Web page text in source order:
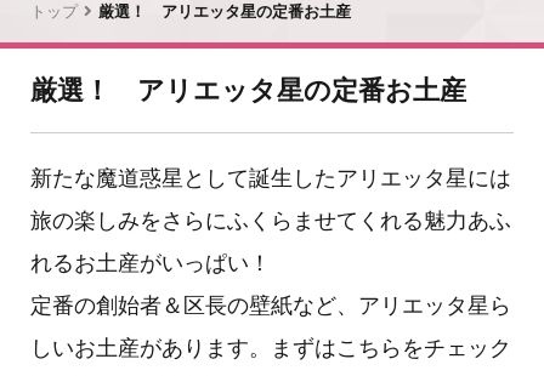
トップ 厳選！ アリエッタ星の定番お土産
厳選！ アリエッタ星の定番お土産
新たな魔道惑星として誕生したアリエッタ星には
旅の楽しみをさらにふくらませてくれる魅力あふ
れるお土産がいっぱい！
定番の創始者＆区長の壁紙など、アリエッタ星ら
しいお土産があります。まずはこちらをチェック